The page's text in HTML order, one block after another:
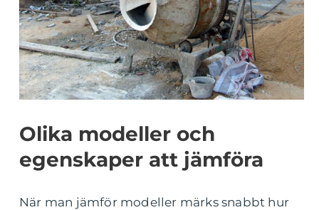
Olika modeller och
egenskaper att jämföra
När man jämför modeller märks snabbt hur